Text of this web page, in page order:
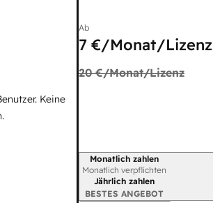
Keine
Ab
7 €/Monat/Lizenz
20 €/Monat/Lizenz
Abrechnungszeitraum
Monatlich zahlen
Monatlich verpflichten
Jährlich zahlen
BESTES ANGEBOT